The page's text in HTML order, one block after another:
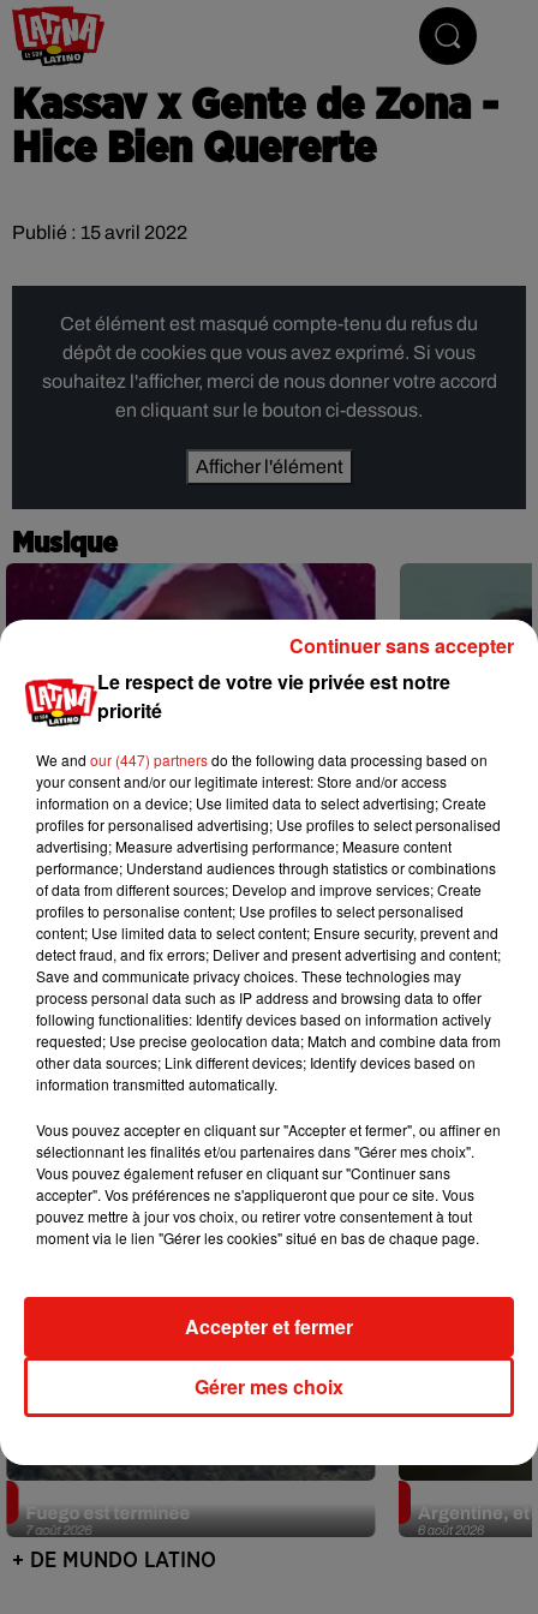
Kassav x Gente de Zona -
Hice Bien Quererte
Publié : 15 avril 2022
Cet élément est masqué compte-tenu du refus du
dépôt de cookies que vous avez exprimé. Si vous
souhaitez l'afficher, merci de nous donner votre accord
en cliquant sur le bouton ci-dessous.
Afficher l'élément
Musique
6 août 2026
Karol G dévoile la tracklist de son
nouvel album… avec des invités...
5 août 2026
Benny
Becky G sur
+ DE MUSIQUE
Mundo Latino
7 août 2026
Fuego est terminée
6 août 2026
Argentine, et
+ DE MUNDO LATINO
Le respect de votre vie privée est notre
priorité
We and our (447) partnersdo the following data processing based on
your consent and/or our legitimate interest: Store and/or access
information on a device; Use limited data to select advertising; Create
profiles for personalised advertising; Use profiles to select personalised
advertising; Measure advertising performance; Measure content
performance; Understand audiences through statistics or combinations
of data from different sources; Develop and improve services; Create
profiles to personalise content; Use profiles to select personalised
content; Use limited data to select content; Ensure security, prevent and
detect fraud, and fix errors; Deliver and present advertising and content;
Save and communicate privacy choices. These technologies may
process personal data such as IP address and browsing data to offer
following functionalities: Identify devices based on information actively
requested; Use precise geolocation data; Match and combine data from
other data sources; Link different devices; Identify devices based on
information transmitted automatically.
Vous pouvez accepter en cliquant sur "Accepter et fermer", ou affiner en
sélectionnant les finalités et/ou partenaires dans "Gérer mes choix".
Vous pouvez également refuser en cliquant sur "Continuer sans
accepter". Vos préférences ne s'appliqueront que pour ce site. Vous
pouvez mettre à jour vos choix, ou retirer votre consentement à tout
moment via le lien "Gérer les cookies" situé en bas de chaque page.
Gérer mes choix
Accepter et fermer
Continuer sans accepter